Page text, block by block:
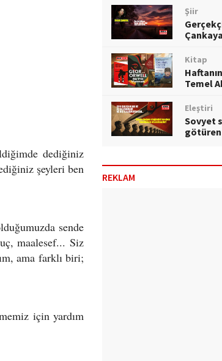
dediğiniz
şeyleri ben
sende
maalesef... Siz
ama farklı biri;
için yardım
Şiir
Çankaya
Kitap
Temel
Eleştiri
Sovyet
götüren
REKLAM